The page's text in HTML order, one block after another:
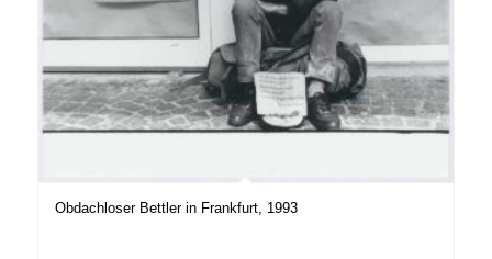
Obdachloser Bettler in Frankfurt, 1993